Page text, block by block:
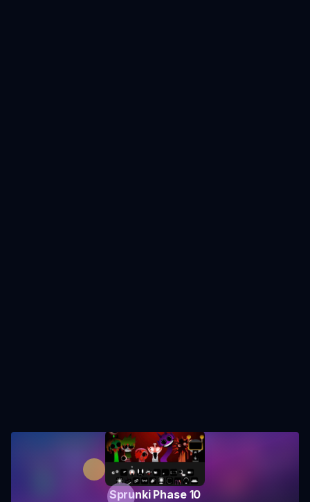
Sprunki Phase 10